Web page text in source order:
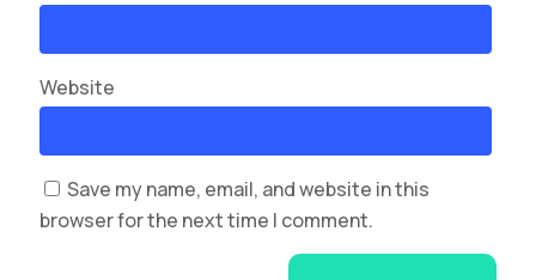
Website
Save my name, email, and website in this
browser for the next time I comment.